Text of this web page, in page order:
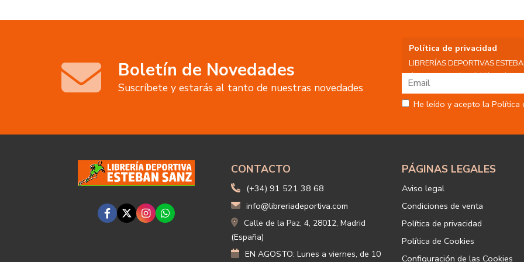
Boletín de Novedades
Suscríbete y estarás al tanto de nuestras novedades
Política de privacidad
LIBRERÍAS DEPORTIVAS
datos personales del Usuario,
tratamiento:
Fin del tratamiento: mantener
nuestros servicios y productos a
actividad principal de la web,
Legitimación: está basada en el
Criterios de conservación de los
suprimirán con medidas de
los datos.
Destinatarios: no se cederán a
Derechos que asisten al Usuario:
a) Derecho a retirar el
He leído y acepto la Política
CONTACTO
(+34) 91 521 38 68
info@libreriadeportiva.com
Calle de la Paz, 4, 28012, Madrid
(España)
EN AGOSTO: Lunes a viernes, de 10
PÁGINAS LEGALES
Aviso legal
Condiciones de venta
Política de privacidad
Política de Cookies
Configuración de las Cookies